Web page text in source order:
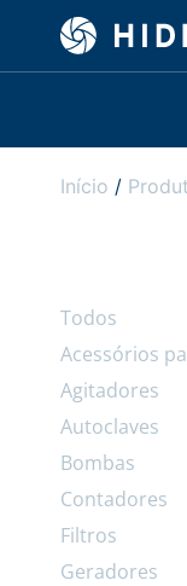
Início /
Todos
Acessórios
Agitadores
Autoclaves
Bombas
Contadores
Filtros
Geradores